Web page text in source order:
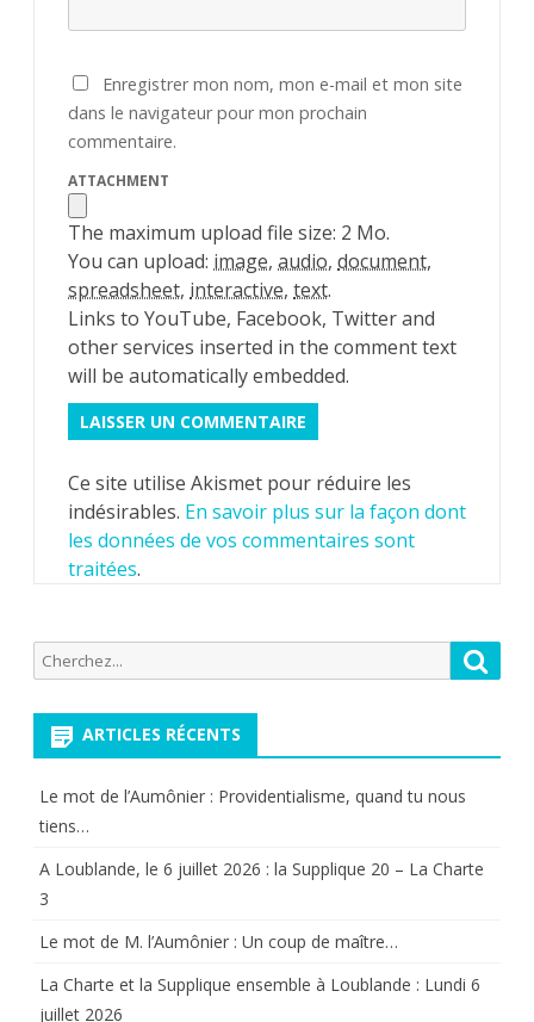
Enregistrer mon nom, mon e-mail et mon site
dans le navigateur pour mon prochain
commentaire.
ATTACHMENT
The maximum upload file size: 2 Mo.
You can upload: image, audio, document,
spreadsheet, interactive, text.
Links to YouTube, Facebook, Twitter and
other services inserted in the comment text
will be automatically embedded.
Ce site utilise Akismet pour réduire les
indésirables. En savoir plus sur la façon dont
les données de vos commentaires sont
traitées.
Recherche
pour:
ARTICLES RÉCENTS
Le mot de l’Aumônier : Providentialisme, quand tu nous
tiens…
A Loublande, le 6 juillet 2026 : la Supplique 20 – La Charte
3
Le mot de M. l’Aumônier : Un coup de maître…
La Charte et la Supplique ensemble à Loublande : Lundi 6
juillet 2026